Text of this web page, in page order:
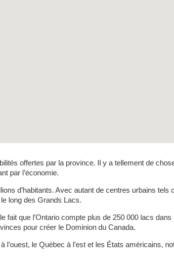
offertes par la province. Il y a tellement de
par l’économie.
d’habitants. Avec autant de centres urbains
long des Grands Lacs.
que l’Ontario compte plus de 250 000 lacs
pour créer le Dominion du Canada.
le Québec à l’est et les États américains,